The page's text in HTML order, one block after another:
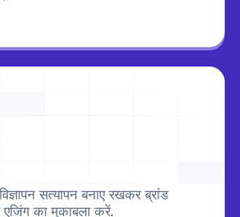
सत्यापन बनाए रखकर ब्रांड
का मुकाबला करें.